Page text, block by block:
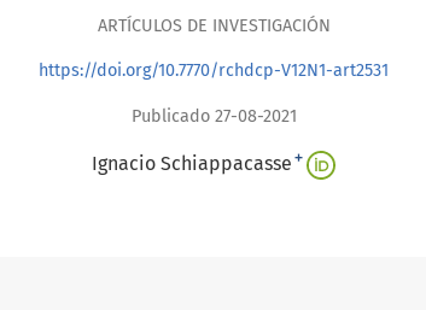
ARTÍCULOS DE INVESTIGACIÓN
https://doi.org/10.7770/rchdcp-V12N1-art2531
Publicado 27-08-2021
Ignacio Schiappacasse +